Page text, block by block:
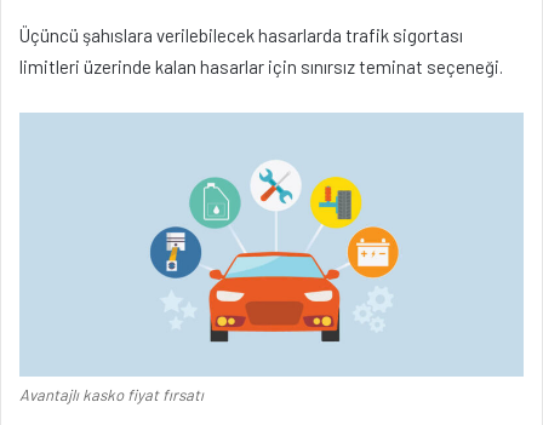
Üçüncü şahıslara verilebilecek hasarlarda trafik sigortası
limitleri üzerinde kalan hasarlar için sınırsız teminat seçeneği.
Avantajlı kasko fiyat fırsatı